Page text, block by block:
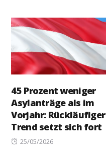
45 Prozent weniger
Asylanträge als im
Vorjahr: Rückläufiger
Trend setzt sich fort
Posted
25/05/2026